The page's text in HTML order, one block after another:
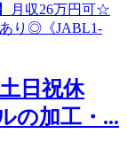
日祝休
の加工・...